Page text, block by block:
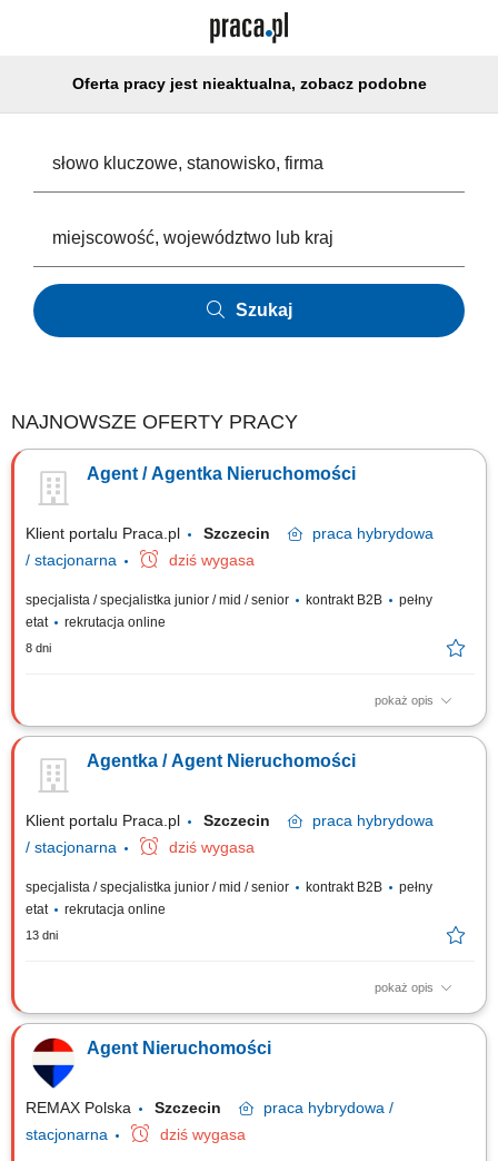
Oferta pracy jest nieaktualna, zobacz podobne
Szukaj
NAJNOWSZE OFERTY PRACY
Agent / Agentka Nieruchomości
Klient portalu Praca.pl Szczecin praca hybrydowa
/ stacjonarna
dziś wygasa
specjalista / specjalistka junior / mid / senior kontrakt B2B
pełny
etat
rekrutacja online
8 dni
pokaż opis
Samodzielne prowadzenie sprzedaży i wynajmu nieruchomości.
klientów. Kompleksowa obsługa transakcji – od pierwszego kontaktu do
finalizacji umowy. Budowanie własnej marki osobistej na lokalnym rynku.
Agentka / Agent Nieruchomości
Klient portalu Praca.pl Szczecin praca hybrydowa
/ stacjonarna
dziś wygasa
specjalista / specjalistka junior / mid / senior kontrakt B2B
pełny
etat
rekrutacja online
13 dni
pokaż opis
Obsługa transakcji nieruchomości na zasadzie wyłączności. Rozwijanie
zaawansowanych). Budowanie własnej marki na rynku dzięki wsparciu
marketingowemu i technologicznemu. Nawiązywanie relacji z klientami
oraz współpraca z innymi...
Agent Nieruchomości
REMAX Polska Szczecin praca hybrydowa /
stacjonarna
dziś wygasa